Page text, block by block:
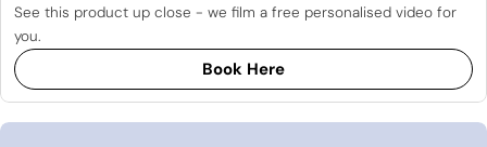
See this product up close - we film a free personalised video for
you.
Book Here